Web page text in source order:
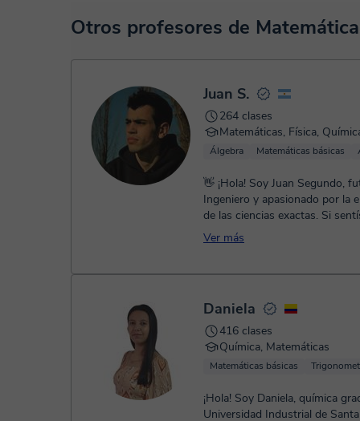
En el momento en que selecciones una clase o un pack
TPV virtual. Tienes dos opciones para efectuar el pago:
Una vez realices el pago de la clase, recibirás un e-mail
Otros profesores de
Juan S.
264 clases
Matemáticas, Física,
Álgebra Matemáticas básicas
👋 ¡Hola! Soy Juan Segundo,
Ingeniero y apasionado por la
de las ciencias exactas. Si sentís que las
matemáticas, la física o la quí...
Ver más
Daniela
416 clases
Química, Matemáticas
Matemáticas básicas
¡Hola! Soy Daniela, química
Universidad Industrial de